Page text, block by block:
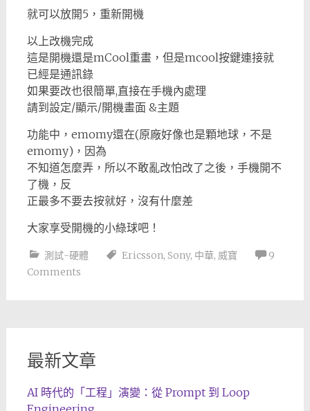
就可以放開5，重新開機
以上改機完成
這是開機還是mCool重畫，但是mcool按鍵連接就
已經是通訊錄
如果要改也很簡單,直接在手機內處理
請到設定/顯示/開機畫面 &主題
功能中，emomy還在(原廠好像也是顆地球，不是
emomy)，因為
不知道怎麼弄，所以不敢亂改怕改了之後，手機開不
了機，反
正最多不要去按就好，沒有什麼差
大家享受開機的小綠球吧！
測試-硬體 Ericsson, Sony, 中華, 威寶
9
Comments
最新文章
AI 時代的「工程」演變：從 Prompt 到 Loop